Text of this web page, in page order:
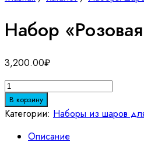
Набор
3,200.00₽
Количество
товара
Набор
страсть"
В корзину
Категории: Наборы из шаров
Описание